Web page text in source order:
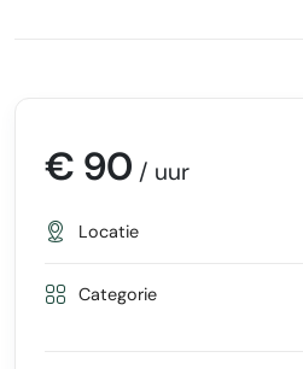
€ 90 / uur
Locatie
Categorie